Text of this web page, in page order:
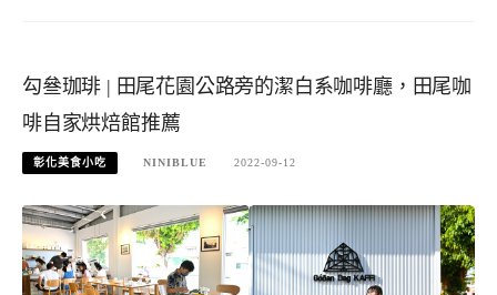
勾叄珈琲 | 田尾花園公路旁的潔白系咖啡廳，田尾咖
啡自家烘焙館推薦
彰化美食小吃 NINIBLUE 2022-09-12